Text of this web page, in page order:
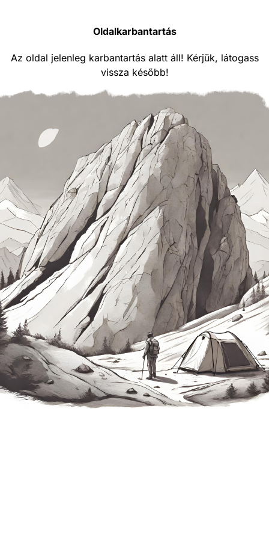
Oldalkarbantartás
Az oldal jelenleg karbantartás alatt áll! Kérjük, látogass
vissza később!